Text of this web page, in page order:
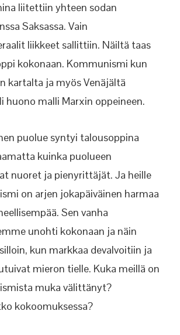
liitettiin yhteen sodan
Saksassa. Vain
liikkeet sallittiin. Näiltä taas
kokonaan. Kommunismi kun
kartalta ja myös Venäjältä
huono malli Marxin oppeineen.
puolue syntyi talousoppina
kuinka puolueen
nuoret ja pienyrittäjät. Ja heille
on arjen jokapäiväinen harmaa
Sen vanha
unohti kokonaan ja näin
kun markkaa devalvoitiin ja
mieron tielle. Kuka meillä on
muka välittänyt?
kokoomuksessa?